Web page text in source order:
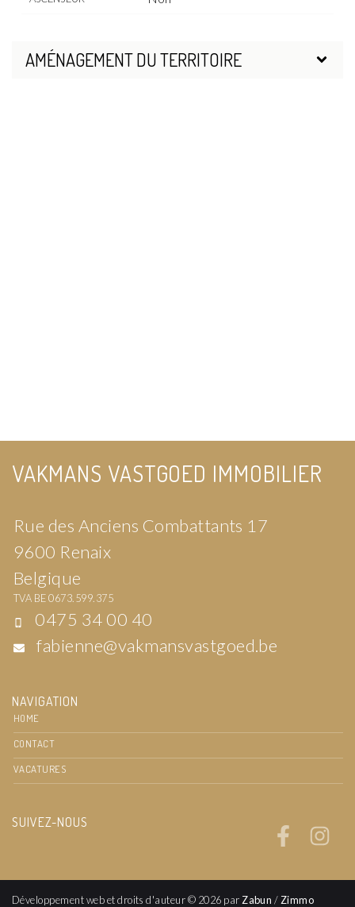
AMÉNAGEMENT DU TERRITOIRE
VAKMANS VASTGOED IMMOBILIER
Rue des Anciens Combattants 17
9600 Renaix
Belgique
TVA BE 0673.599.375
0475 34 00 40
fabienne@vakmansvastgoed.be
NAVIGATION
HOME
CONTACT
VACATURES
SUIVEZ-NOUS
Développement web et droits d'auteur © 2026 par Zabun / Zimmo